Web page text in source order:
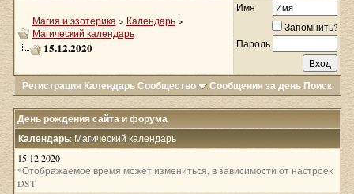
Магия и эзотерика > Календарь >
Магический календарь
15.12.2020
Имя
Запомнить?
Пароль
Регистрация КалендарьСообщество Сообщения за день Поиск
День рождения сайта и форума
Календарь: Магический календарь
15.12.2020
*Отображаемое время может измениться, в зависимости от настроек
DST